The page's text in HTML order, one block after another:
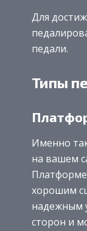
Для
педали.
Типы
Именно
на вашем
хорошим
надежным
сторон и